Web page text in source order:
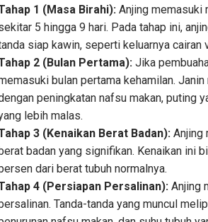
1 (Masa Birahi): Anjing memasuki
5 hingga 9 hari. Pada tahap ini,
siap kawin, seperti keluarnya cairan
2 (Bulan Pertama): Jika
bulan pertama kehamilan.
peningkatan nafsu makan, puting
lebih malas.
3 (Kenaikan Berat Badan): Anjing
badan yang signifikan. Kenaikan ini
dari berat tubuh normalnya.
4 (Persiapan Persalinan): Anjing
Tanda-tanda yang muncul